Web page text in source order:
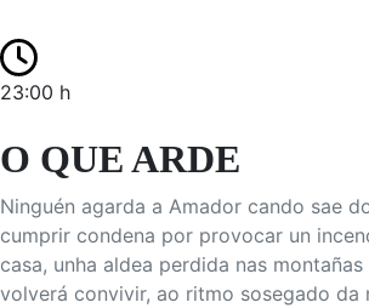
23:00 h
O QUE ARDE
Ninguén agarda a Amador cando sae
cumprir condena por provocar un
casa, unha aldea perdida nas
volverá convivir, ao ritmo sosegado da